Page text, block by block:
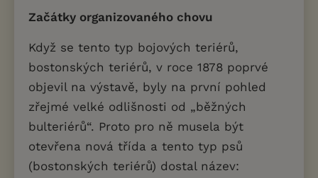
Začátky organizovaného chovu
Když se tento typ bojových teriérů,
bostonských teriérů, v roce 1878 poprvé
objevil na výstavě, byly na první pohled
zřejmé velké odlišnosti od „běžných
bulteriérů“. Proto pro ně musela být
otevřena nová třída a tento typ psů
(bostonských teriérů) dostal název: